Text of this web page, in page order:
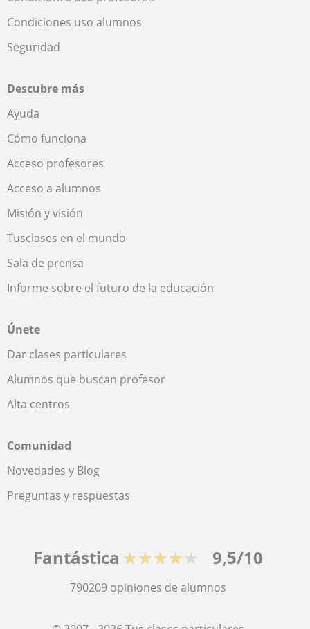
Condiciones uso alumnos
Seguridad
Descubre más
Ayuda
Cómo funciona
Acceso profesores
Acceso a alumnos
Misión y visión
Tusclases en el mundo
Sala de prensa
Informe sobre el futuro de la educación
Únete
Dar clases particulares
Alumnos que buscan profesor
Alta centros
Comunidad
Novedades y Blog
Preguntas y respuestas
Fantástica ★★★★★ 9,5/10
790209 opiniones de alumnos